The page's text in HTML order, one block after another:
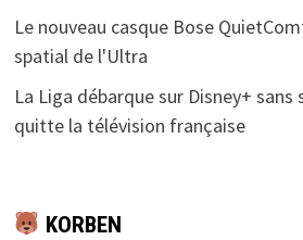
Le nouveau casque Bose
spatial de l'Ultra
La Liga débarque sur Disney+
quitte la télévision française
KORBEN